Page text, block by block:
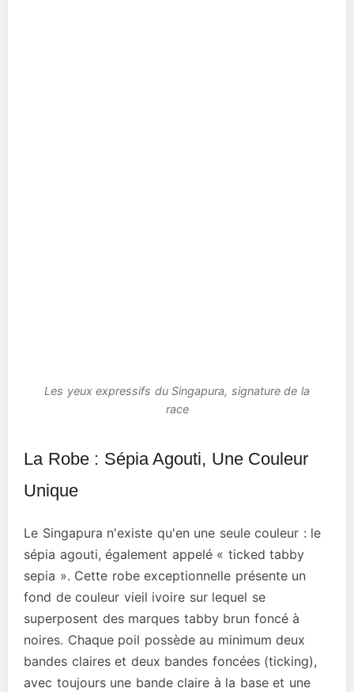
Les yeux expressifs du Singapura, signature de la
race
La Robe : Sépia Agouti, Une Couleur
Unique
Le Singapura n'existe qu'en une seule couleur : le
sépia agouti, également appelé « ticked tabby
sepia ». Cette robe exceptionnelle présente un
fond de couleur vieil ivoire sur lequel se
superposent des marques tabby brun foncé à
noires. Chaque poil possède au minimum deux
bandes claires et deux bandes foncées (ticking),
avec toujours une bande claire à la base et une